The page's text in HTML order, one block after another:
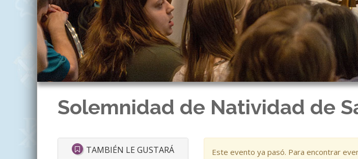
Solemnidad de Natividad de
Este evento ya pasó. Para encontrar
TAMBIÉN LE GUSTARÁ